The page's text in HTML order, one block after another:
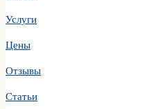
Услуги
Цены
Отзывы
Статьи